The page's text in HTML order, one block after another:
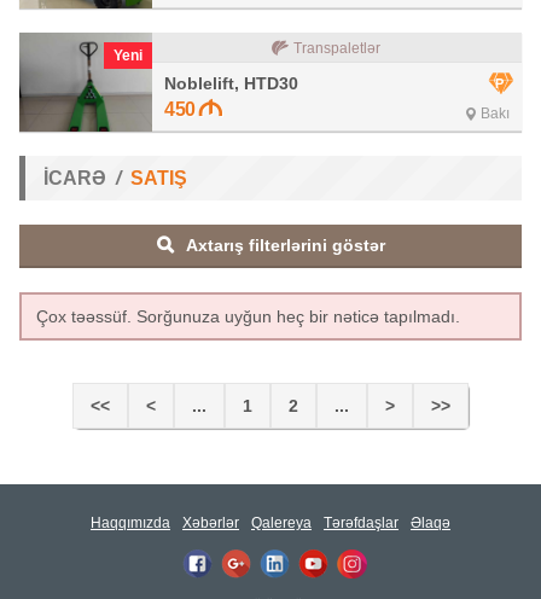
Yeni Transpaletlər
Noblelift, HTD30
450 Bakı
İCARƏ SATIŞ
Axtarış filterlərini göstər
Çox təəssüf. Sorğunuza uyğun heç bir nəticə tapılmadı.
<< < ... 1 2 ... > >>
Haqqımızda Xəbərlər Qalereya Tərəfdaşlar Əlaqə